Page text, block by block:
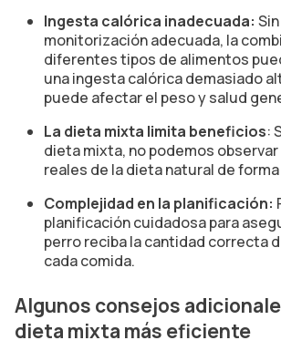
Ingesta calórica inadecuada:
monitorización adecuada, la
diferentes tipos de alimentos
una ingesta calórica demasiado
puede afectar el peso y salud
La dieta mixta limita beneficios:
dieta mixta, no podemos
reales de la dieta natural de forma
Complejidad en la planificación:
planificación cuidadosa para
perro reciba la cantidad correcta
cada comida.
Algunos consejos
dieta mixta más eficiente